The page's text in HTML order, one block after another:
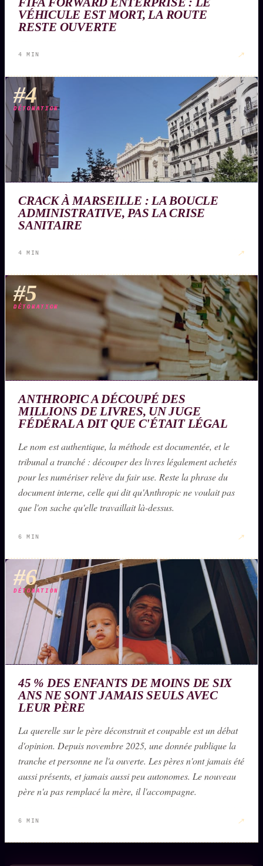
VÉHICULE EST MORT, LA ROUTE
RESTE OUVERTE
4 MIN ↗
#4
DÉTONATION
CRACK À MARSEILLE : LA BOUCLE
ADMINISTRATIVE, PAS LA CRISE
SANITAIRE
4 MIN ↗
#5
DÉTONATION
ANTHROPIC A DÉCOUPÉ DES
MILLIONS DE LIVRES, UN JUGE
FÉDÉRAL A DIT QUE C'ÉTAIT LÉGAL
Le nom est authentique, la méthode est documentée, et le
tribunal a tranché : découper des livres légalement achetés
pour les numériser relève du fair use. Reste la phrase du
document interne, celle qui dit qu'Anthropic ne voulait pas
que l'on sache qu'elle travaillait là-dessus.
6 MIN ↗
#6
DÉTONATION
45 % DES ENFANTS DE MOINS DE SIX
ANS NE SONT JAMAIS SEULS AVEC
LEUR PÈRE
La querelle sur le père déconstruit et coupable est un débat
d'opinion. Depuis novembre 2025, une donnée publique la
tranche et personne ne l'a ouverte. Les pères n'ont jamais été
aussi présents, et jamais aussi peu autonomes. Le nouveau
père n'a pas remplacé la mère, il l'accompagne.
6 MIN ↗